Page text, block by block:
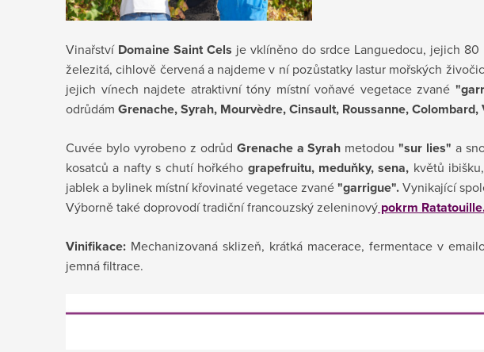
Vinařství Domaine Saint Cels je vklíněno do srdce Languedocu, jejich 80
železitá, cihlově červená a najdeme v ní pozůstatky lastur mořských
jejich vínech najdete atraktivní tóny místní voňavé vegetace zvané
odrůdám Grenache, Syrah, Mourvèdre, Cinsault, Roussanne, Colombard,
Cuvée bylo vyrobeno z odrůd Grenache a Syrah metodou "sur lies" a
kosatců a nafty s chutí hořkého grapefruitu, meduňky, sena, květů
jablek a bylinek místní křovinaté vegetace zvané"garrigue".Vynikající
Výborně také doprovodí tradiční francouzský zeleninový pokrm
Vinifikace: Mechanizovaná sklizeň, krátká macerace, fermentace v
jemná filtrace.